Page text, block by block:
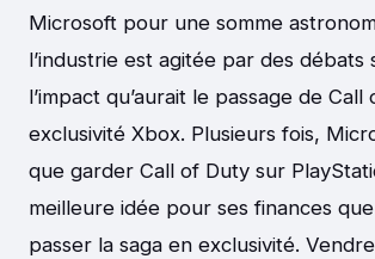
Microsoft pour une somme
l’industrie est agitée par des débats
l’impact qu’aurait le passage de
exclusivité Xbox. Plusieurs fois,
que garder Call of Duty sur
meilleure idée pour ses finances
passer la saga en exclusivité.